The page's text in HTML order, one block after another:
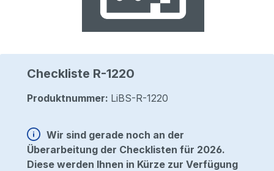
Checkliste R-1220
Produktnummer: LiBS-R-1220
Wir sind gerade noch an der
Überarbeitung der Checklisten für 2026.
Diese werden Ihnen in Kürze zur Verfügung